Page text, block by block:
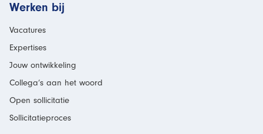
Werken bij
Vacatures
Expertises
Jouw ontwikkeling
Collega’s aan het woord
Open sollicitatie
Sollicitatieproces